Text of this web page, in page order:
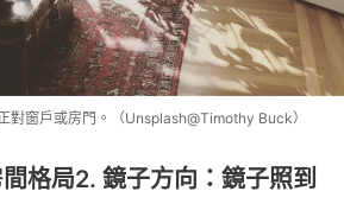
對窗戶或房門。（Unsplash@Timothy Buck）
格局2. 鏡子方向：鏡子照到